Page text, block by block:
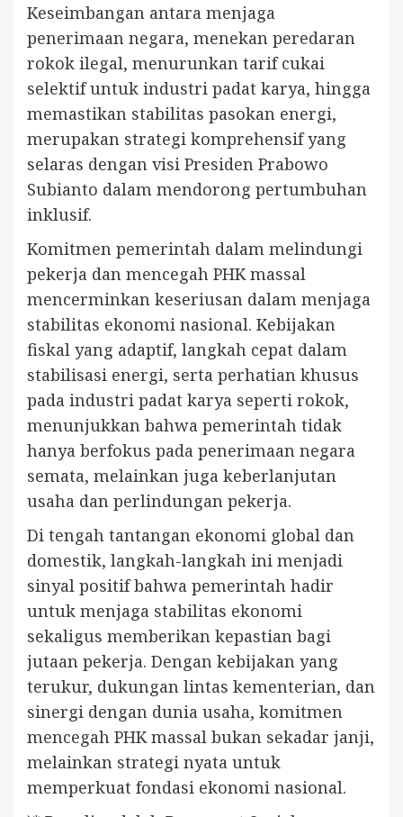
Keseimbangan antara menjaga
penerimaan negara, menekan peredaran
rokok ilegal, menurunkan tarif cukai
selektif untuk industri padat karya, hingga
memastikan stabilitas pasokan energi,
merupakan strategi komprehensif yang
selaras dengan visi Presiden Prabowo
Subianto dalam mendorong pertumbuhan
inklusif.
Komitmen pemerintah dalam melindungi
pekerja dan mencegah PHK massal
mencerminkan keseriusan dalam menjaga
stabilitas ekonomi nasional. Kebijakan
fiskal yang adaptif, langkah cepat dalam
stabilisasi energi, serta perhatian khusus
pada industri padat karya seperti rokok,
menunjukkan bahwa pemerintah tidak
hanya berfokus pada penerimaan negara
semata, melainkan juga keberlanjutan
usaha dan perlindungan pekerja.
Di tengah tantangan ekonomi global dan
domestik, langkah-langkah ini menjadi
sinyal positif bahwa pemerintah hadir
untuk menjaga stabilitas ekonomi
sekaligus memberikan kepastian bagi
jutaan pekerja. Dengan kebijakan yang
terukur, dukungan lintas kementerian, dan
sinergi dengan dunia usaha, komitmen
mencegah PHK massal bukan sekadar janji,
melainkan strategi nyata untuk
memperkuat fondasi ekonomi nasional.